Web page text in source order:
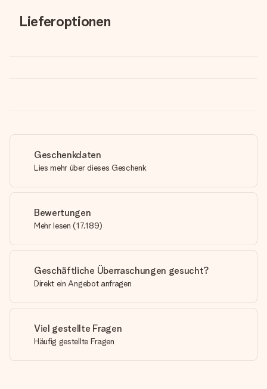
Lieferoptionen
Geschenkdaten
Lies mehr über dieses Geschenk
Bewertungen
Mehr lesen (17,189)
Geschäftliche Überraschungen gesucht?
Direkt ein Angebot anfragen
Viel gestellte Fragen
Häufig gestellte Fragen